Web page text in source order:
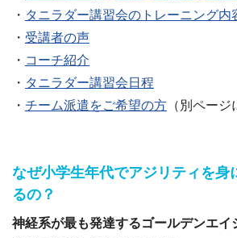
・ タニラダー講習会のトレーニング内
・ 受講者の声
・ コーチ紹介
・ タニラダー講習会日程
・ チーム派遣をご希望の方 （別ページ
なぜ小学生年代でアジリティを身
るの？
神経系が最も発達するゴールデンエイ